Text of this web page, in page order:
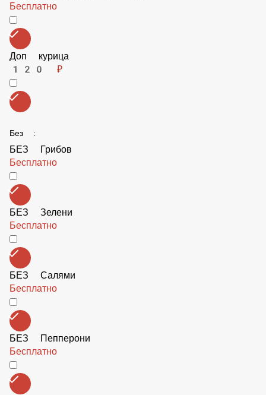
Доп корнишоны маринованные
40 ₽
40 ₽
Бесплатно
120 ₽
Без :